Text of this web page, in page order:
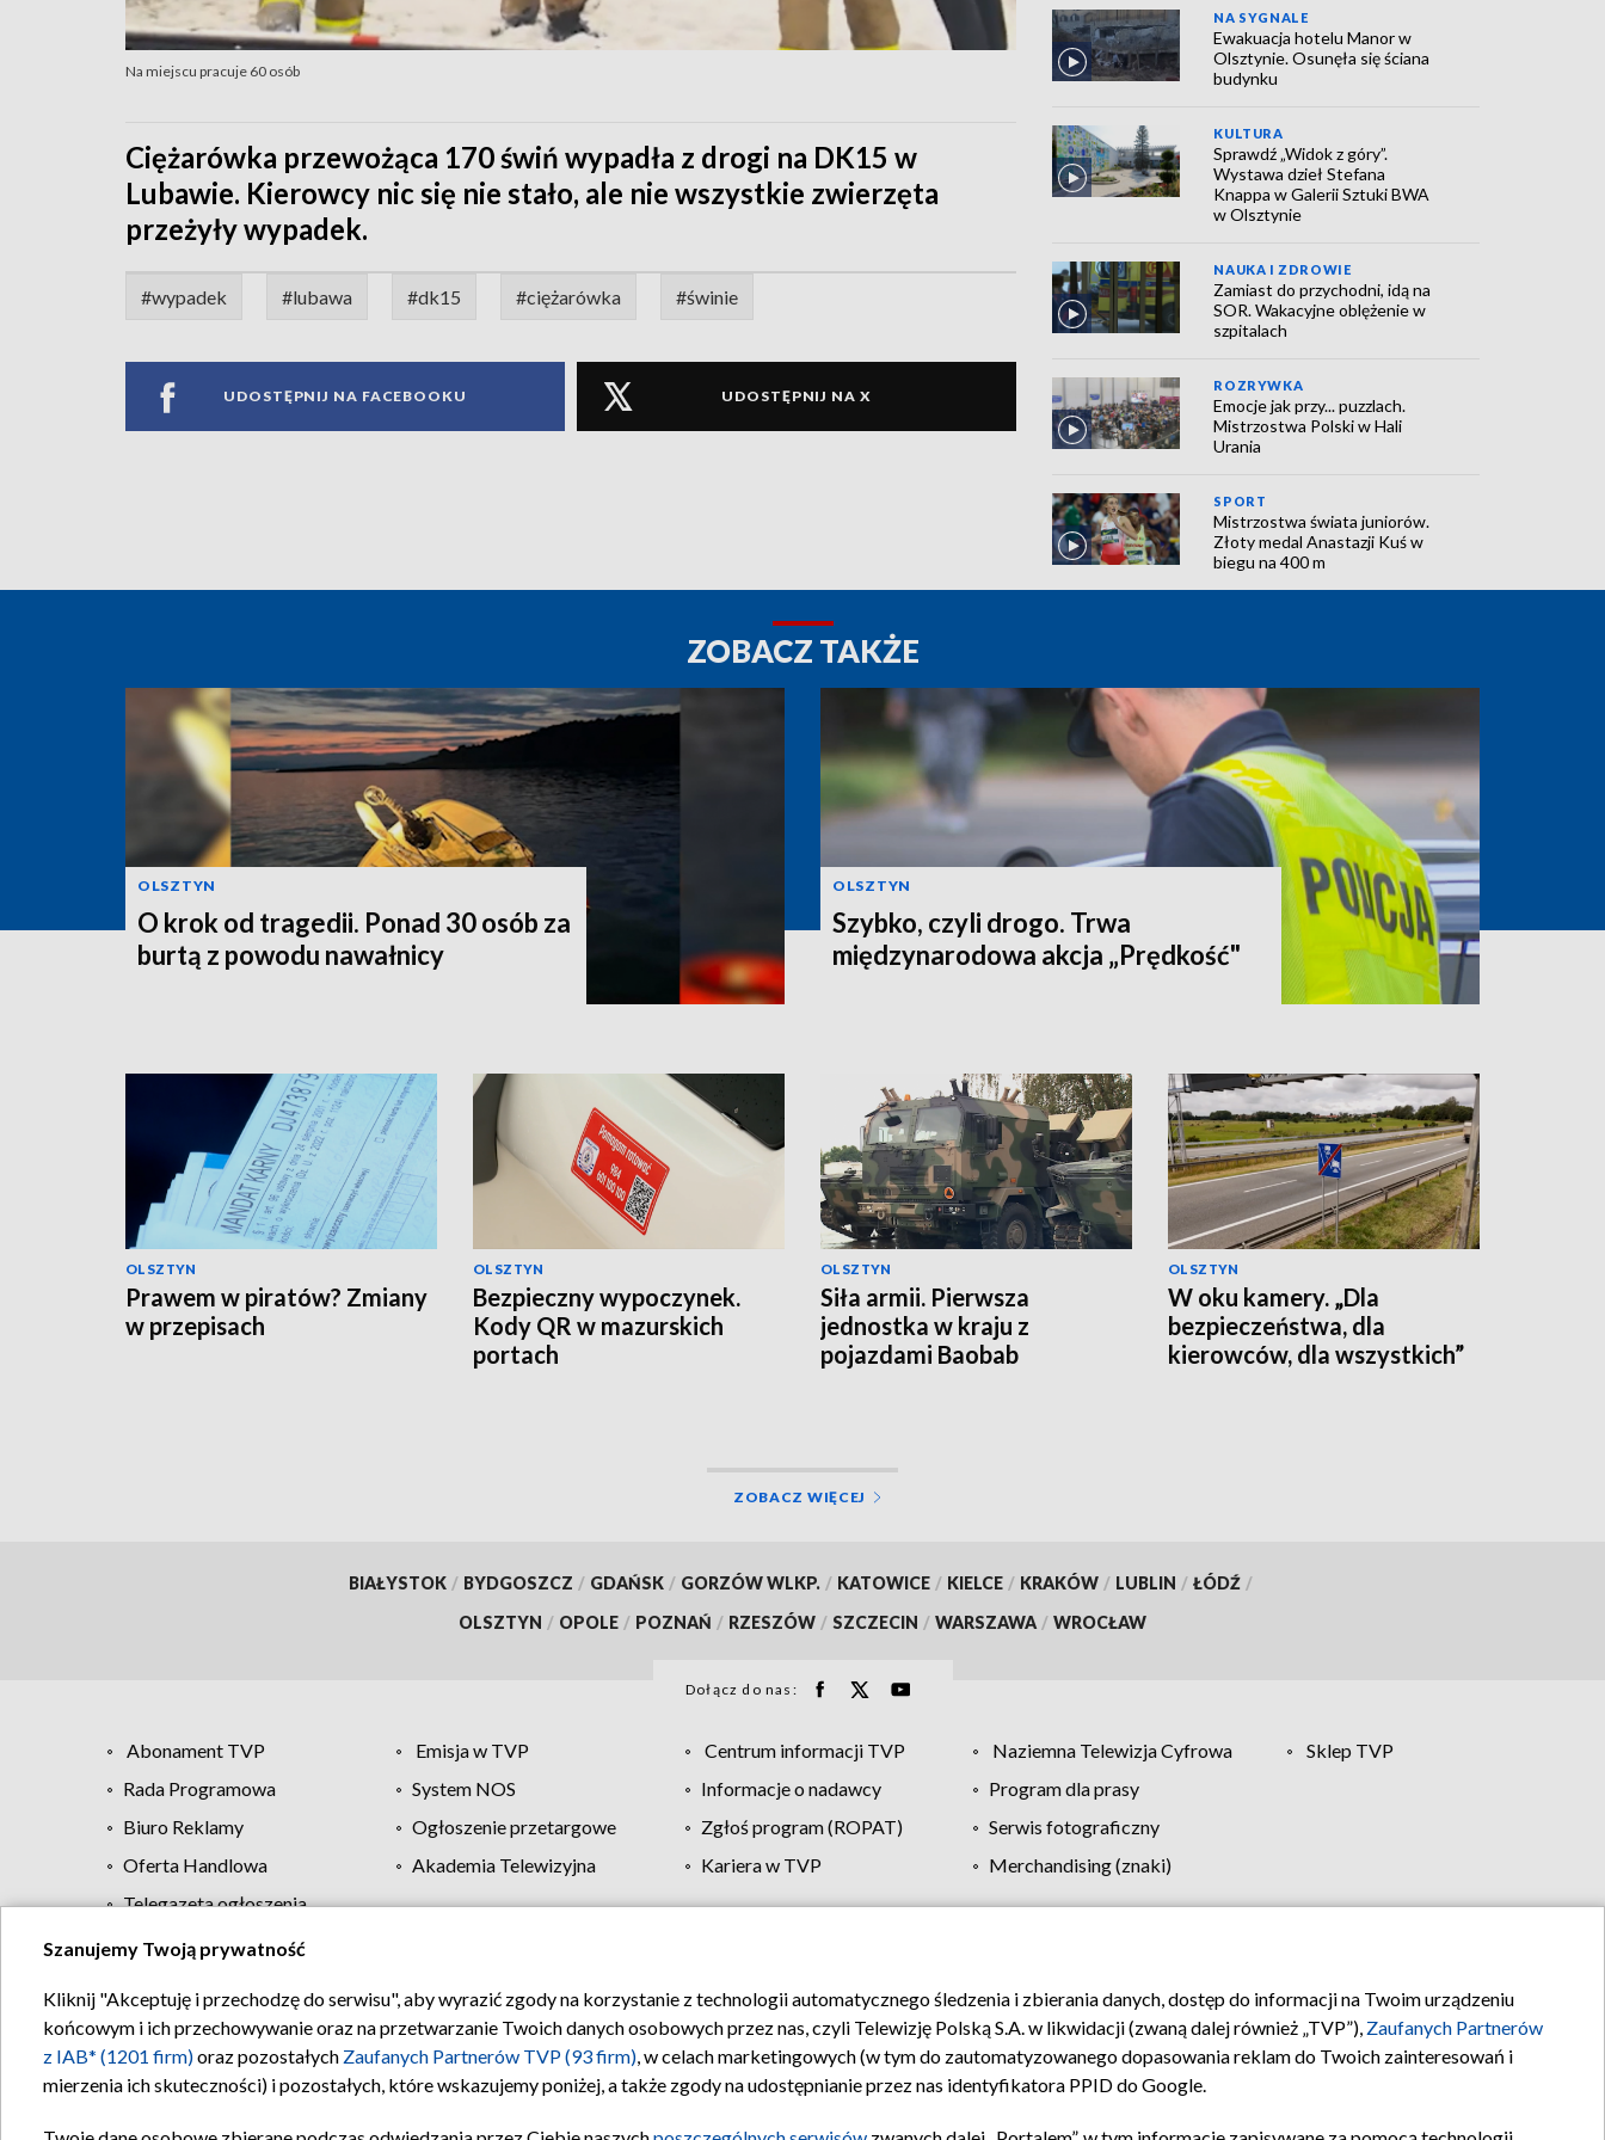
Na miejscu pracuje 60 osób
Ciężarówka przewożąca 170 świń wypadła z drogi na DK15 w
Lubawie. Kierowcy nic się nie stało, ale nie wszystkie zwierzęta
przeżyły wypadek.
#wypadek #lubawa #dk15 #ciężarówka #świnie
UDOSTĘPNIJ NA FACEBOOKU UDOSTĘPNIJ NA X
NA SYGNALE
Ewakuacja hotelu Manor w
Olsztynie. Osunęła się ściana
budynku
KULTURA
Sprawdź „Widok z góry”.
Wystawa dzieł Stefana
Knappa w Galerii Sztuki BWA
w Olsztynie
NAUKA I ZDROWIE
Zamiast do przychodni, idą na
SOR. Wakacyjne oblężenie w
szpitalach
ROZRYWKA
Emocje jak przy... puzzlach.
Mistrzostwa Polski w Hali
Urania
SPORT
Mistrzostwa świata juniorów.
Złoty medal Anastazji Kuś w
biegu na 400 m
ZOBACZ TAKŻE
OLSZTYN
O krok od tragedii. Ponad 30 osób za
burtą z powodu nawałnicy
OLSZTYN
Szybko, czyli drogo. Trwa
międzynarodowa akcja „Prędkość"
OLSZTYN
Prawem w piratów? Zmiany
w przepisach
OLSZTYN
Bezpieczny wypoczynek.
Kody QR w mazurskich
portach
OLSZTYN
Siła armii. Pierwsza
jednostka w kraju z
pojazdami Baobab
OLSZTYN
W oku kamery. „Dla
bezpieczeństwa, dla
kierowców, dla wszystkich”
ZOBACZ WIĘCEJ
BIAŁYSTOK / BYDGOSZCZ / GDAŃSK / GORZÓW WLKP. / KATOWICE / KIELCE / KRAKÓW / LUBLIN / ŁÓDŹ /
OLSZTYN / OPOLE / POZNAŃ / RZESZÓW / SZCZECIN / WARSZAWA / WROCŁAW
Dołącz do nas:
Abonament TVP Emisja w TVP Centrum informacji TVP Naziemna Telewizja Cyfrowa
Sklep TVP
Rada Programowa
System NOS Informacje o nadawcy
Program dla prasy
Biuro Reklamy
Ogłoszenie przetargowe Zgłoś program (ROPAT)
Serwis fotograficzny
Oferta Handlowa
Akademia Telewizyjna Kariera w TVP
Merchandising (znaki)
Telegazeta ogłoszenia
Regulamin TVP Polityka prywatności Moje zgody Pomoc Biuro reklamy Kontakt
Szanujemy Twoją prywatność
Kliknij "Akceptuję i przechodzę do serwisu", aby wyrazić zgody na korzystanie z technologii automatycznego śledzenia i zbierania danych, dostęp do informacji na Twoim urządzeniu
końcowym i ich przechowywanie oraz na przetwarzanie Twoich danych osobowych przez nas, czyli Telewizję Polską S.A. w likwidacji (zwaną dalej również „TVP”), Zaufanych Partnerów
z IAB* (1201 firm)oraz pozostałych Zaufanych Partnerów TVP (93 firm), w celach marketingowych (w tym do zautomatyzowanego dopasowania reklam do Twoich zainteresowań i
mierzenia ich skuteczności) i pozostałych, które wskazujemy poniżej, a także zgody na udostępnianie przez nas identyfikatora PPID do Google.